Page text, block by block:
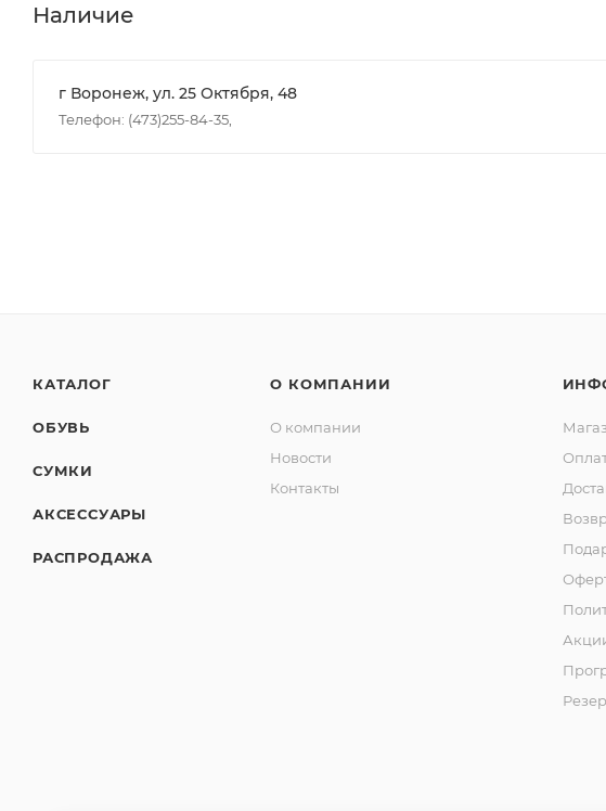
Наличие
г Воронеж, ул. 25 Октября, 48
Телефон: (473)255-84-35,
КАТАЛОГ
ОБУВЬ
СУМКИ
АКСЕССУАРЫ
РАСПРОДАЖА
О КОМПАНИИ
О компании
Новости
Контакты